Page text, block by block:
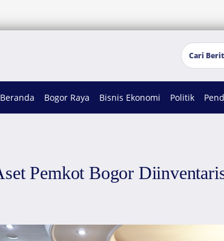
Beranda Bogor Raya Bisnis Ekonomi Politik
Pemkot Bogor